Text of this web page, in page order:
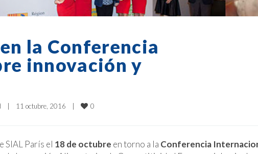
la Conferencia
innovación y
11 octubre, 2016 0
SIAL París el 18 de octubre en torno a la Conferencia